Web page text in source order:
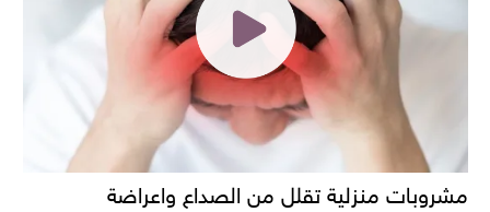
مشروبات منزلية تقلل من الصداع واعراضة